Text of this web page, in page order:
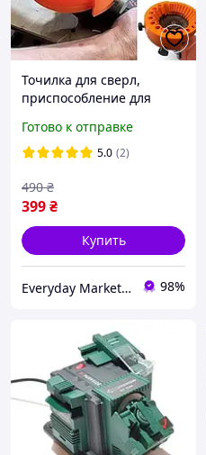
Точилка для сверл,
приспособление для
от 2 до 125 мм на
шлифовальный диск до
Готово к отправке
5.0 (2)
399₴
490 ₴
Купить
Everyday Market 0965612251 98%